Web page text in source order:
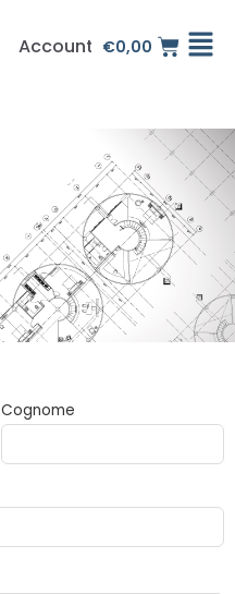
Account €0,00
Cognome